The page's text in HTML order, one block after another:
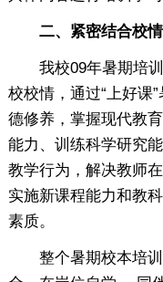
二、紧密结合校
我校09年暑期培训
校校情，通过“上好课
德修养，掌握现代教
能力、训练科学研究
教学行为，解决教师
实施新课程能力和教
素质。
整个暑期校本培训